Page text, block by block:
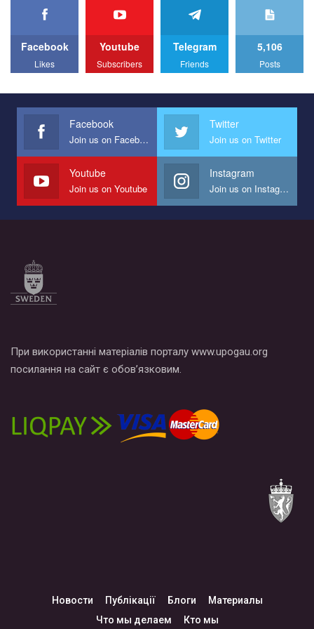
Facebook
Likes
Youtube
Subscribers
Telegram
Friends
5,106
Posts
Facebook
Join us on Facebook
Twitter
Join us on Twitter
Youtube
Join us on Youtube
Instagram
Join us on Instagram
При використанні матеріалів порталу www.upogau.org
посилання на сайт є обов’язковим.
Новости Публікації Блоги
Материалы
Что мы делаем
Кто мы